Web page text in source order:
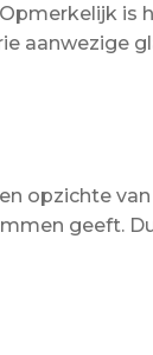
is
aanwezige
opzichte
geeft.